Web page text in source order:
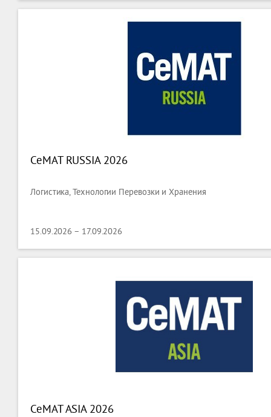
CeMAT RUSSIA 2026
Логистика, Технологии Перевозки и Хранения
15.09.2026 – 17.09.2026
CeMAT ASIA 2026